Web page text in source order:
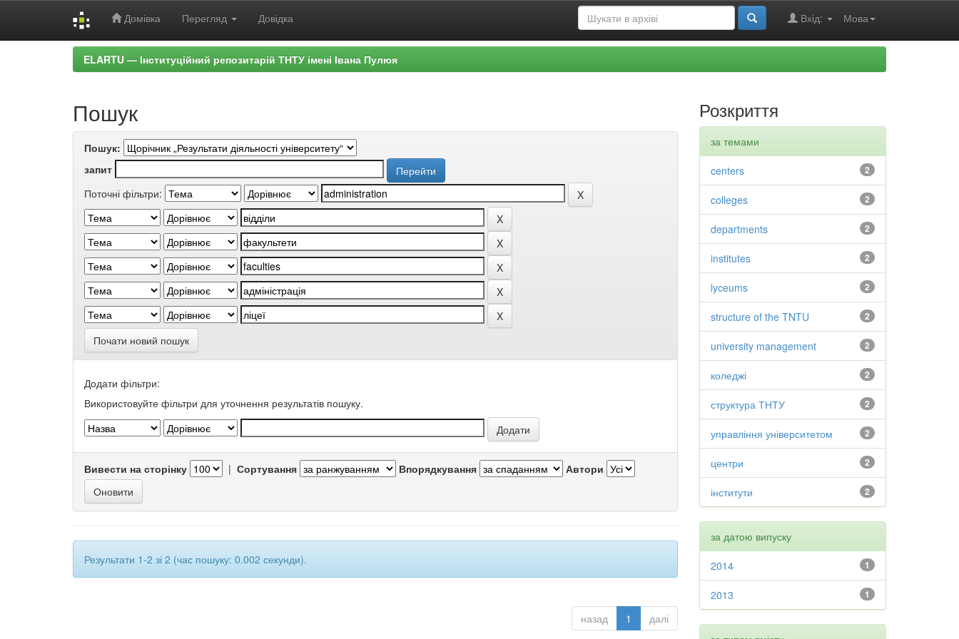
Домівка Перегляд Довідка Мова
Вхід:
ELARTU — Інституційний репозитарій ТНТУ імені Івана Пулюя
Пошук
Пошук:
запит
Поточні фільтри:
Почати новий пошук
Додати фільтри:
Використовуйте фільтри для уточнення результатів пошуку.
Вивести на сторінку | Сортування Впорядкування Автори
Результати 1-2 зі 2 (час пошуку: 0.002 секунди).
назад 1 далі
Розкриття
за темами
2
centers
2
colleges
2
departments
2
institutes
2
lyceums
2
structure of the TNTU
2
university management
2
коледжі
2
структура ТНТУ
2
управління університетом
2
центри
2
інститути
за датою випуску
1
2014
1
2013